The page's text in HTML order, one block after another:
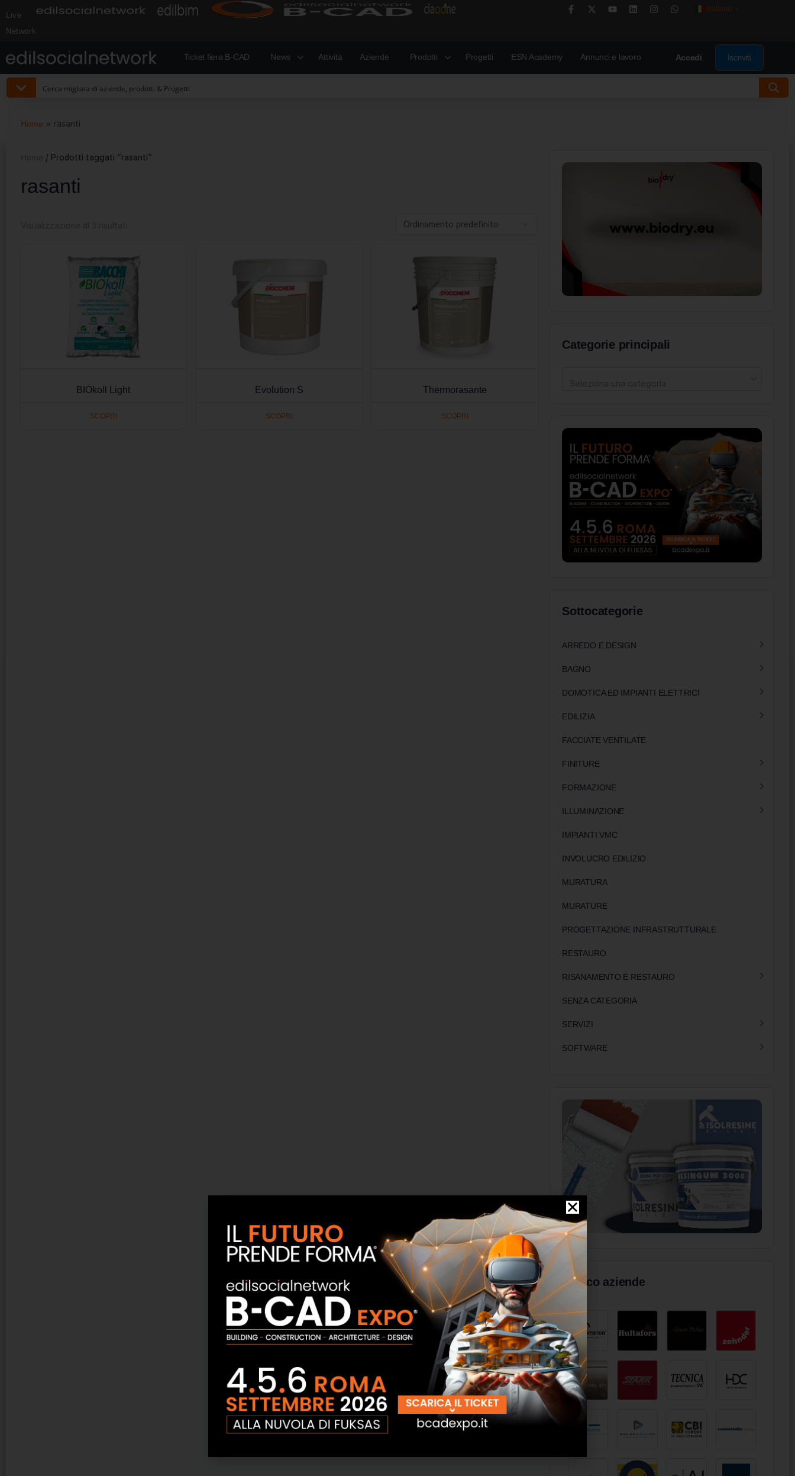
Live
Network
Italiano
Ticket fiera B-CAD News Attività Aziende Prodotti Progetti ESN Academy Annunci e lavoro Accedi Iscriviti
Home » rasanti
/ Prodotti taggati “rasanti”
rasanti
BIOkoll Light
SCOPRI
Evolution S
SCOPRI
Thermorasante
SCOPRI
Categorie principali
Sottocategorie
ARREDO E DESIGN
BAGNO
DOMOTICA ED IMPIANTI ELETTRICI
EDILIZIA
FACCIATE VENTILATE
FINITURE
FORMAZIONE
ILLUMINAZIONE
IMPIANTI VMC
INVOLUCRO EDILIZIO
MURATURA
MURATURE
PROGETTAZIONE INFRASTRUTTURALE
RESTAURO
RISANAMENTO E RESTAURO
SENZA CATEGORIA
SERVIZI
SOFTWARE
Elenco aziende